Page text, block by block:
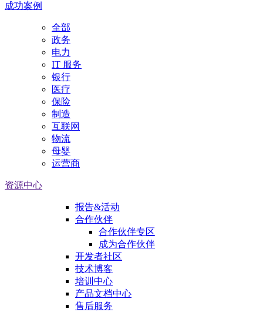
成功案例
全部
政务
电力
IT 服务
银行
医疗
保险
制造
互联网
物流
母婴
运营商
资源中心
报告&活动
合作伙伴
合作伙伴专区
成为合作伙伴
开发者社区
技术博客
培训中心
产品文档中心
售后服务